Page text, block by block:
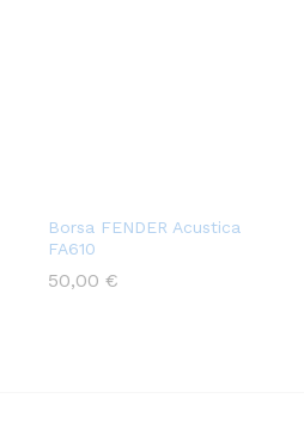
Borsa FENDER Acustica
FA610
50,00 €